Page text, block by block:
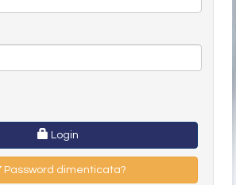
Login
Password dimenticata?